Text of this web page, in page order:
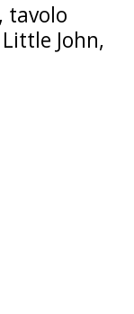
tavolo
John,